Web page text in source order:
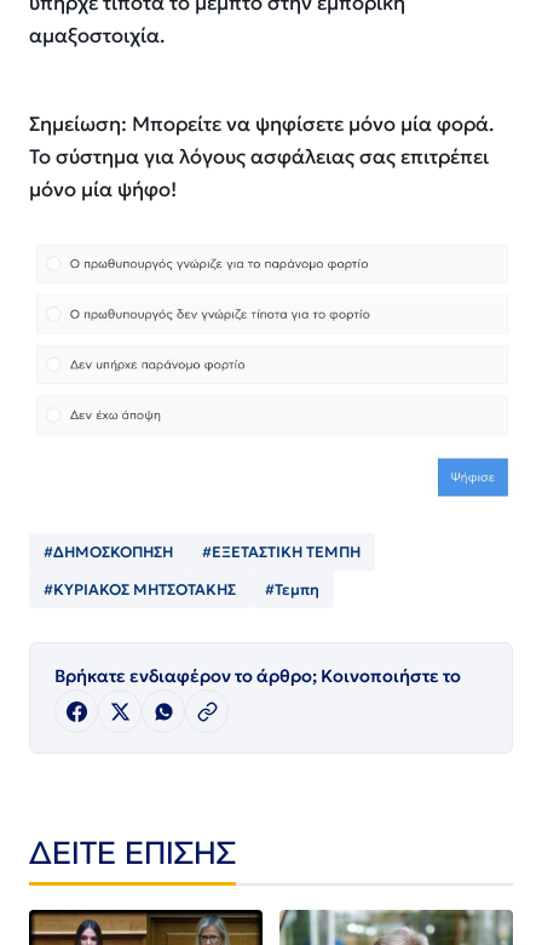
αμαξοστοιχία.
Σημείωση: Μπορείτε να ψηφίσετε μόνο μία φορά.
Το σύστημα για λόγους ασφάλειας σας επιτρέπει
μόνο μία ψήφο!
#ΔΗΜΟΣΚΟΠΗΣΗ #ΕΞΕΤΑΣΤΙΚΗ ΤΕΜΠΗ
#ΚΥΡΙΑΚΟΣ ΜΗΤΣΟΤΑΚΗΣ #Τεμπη
Βρήκατε ενδιαφέρον το άρθρο; Κοινοποιήστε το
ΔΕΙΤΕ ΕΠΙΣΗΣ